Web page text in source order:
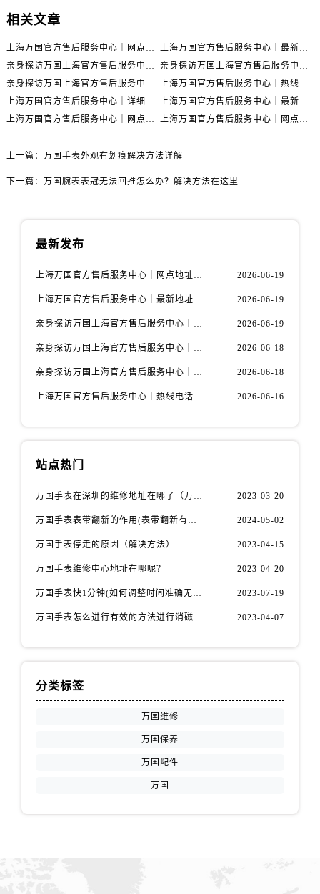
相关文章
上海万国官方售后服务中心｜网点地址与官方联系电话权威信息公示（2026年6月最新）
上海万国官方售后服务中心｜最新地址与客服热线权威信息公示（2026年6月最新）
亲身探访万国上海官方售后服务中心｜全新维修门店地址及电话（2026年6月最新）
亲身探访万国上海官方售后服务中心｜最新电话及地址（2026年6月最新）
亲身探访万国上海官方售后服务中心｜网点地址与客服电话（2026年6月最新）
上海万国官方售后服务中心｜热线电话与网点地址权威信息公示（2026年6月最新）
上海万国官方售后服务中心｜详细地址与售后电话权威信息公示（2026年6月最新）
上海万国官方售后服务中心｜最新电话及地址权威信息公示（2026年6月最新）
上海万国官方售后服务中心｜网点地址及热线权威信息公示（2026年6月最新）
上海万国官方售后服务中心｜网点地址与服务热线权威信息公示（2026年6月最新）
上一篇： 万国手表外观有划痕解决方法详解
下一篇： 万国腕表表冠无法回推怎么办？解决方法在这里
最新发布
上海万国官方售后服务中心｜网点地址与官方联系电话权威信息公示（2026年6月最新） 2026-06-19
上海万国官方售后服务中心｜最新地址与客服热线权威信息公示（2026年6月最新） 2026-06-19
亲身探访万国上海官方售后服务中心｜全新维修门店地址及电话（2026年6月最新） 2026-06-19
亲身探访万国上海官方售后服务中心｜最新电话及地址（2026年6月最新） 2026-06-18
亲身探访万国上海官方售后服务中心｜网点地址与客服电话（2026年6月最新） 2026-06-18
上海万国官方售后服务中心｜热线电话与网点地址权威信息公示（2026年6月最新） 2026-06-16
站点热门
万国手表在深圳的维修地址在哪了（万国手表如何更换表带） 2023-03-20
万国手表表带翻新的作用(表带翻新有什么用) 2024-05-02
万国手表停走的原因（解决方法） 2023-04-15
万国手表维修中心地址在哪呢？ 2023-04-20
万国手表快1分钟(如何调整时间准确无误) 2023-07-19
万国手表怎么进行有效的方法进行消磁呢(机械手表消磁) 2023-04-07
分类标签
万国维修
万国保养
万国配件
万国